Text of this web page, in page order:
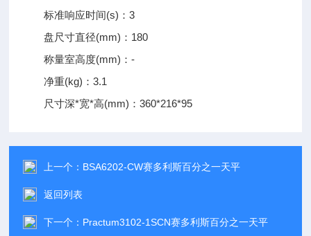
标准响应时间(s)：3
盘尺寸直径(mm)：180
称量室高度(mm)：-
净重(kg)：3.1
尺寸深*宽*高(mm)：360*216*95
上一个： BSA6202-CW赛多利斯百分之一天平
返回列表
下一个： Practum3102-1SCN赛多利斯百分之一天平